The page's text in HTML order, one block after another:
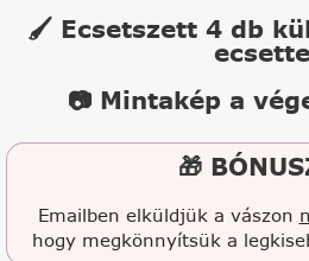
🖌️ Ecsetszett 4 db
📷 Mintakép a
🎁
Emailben elküldjük a vászon
hogy megkönnyítsük a